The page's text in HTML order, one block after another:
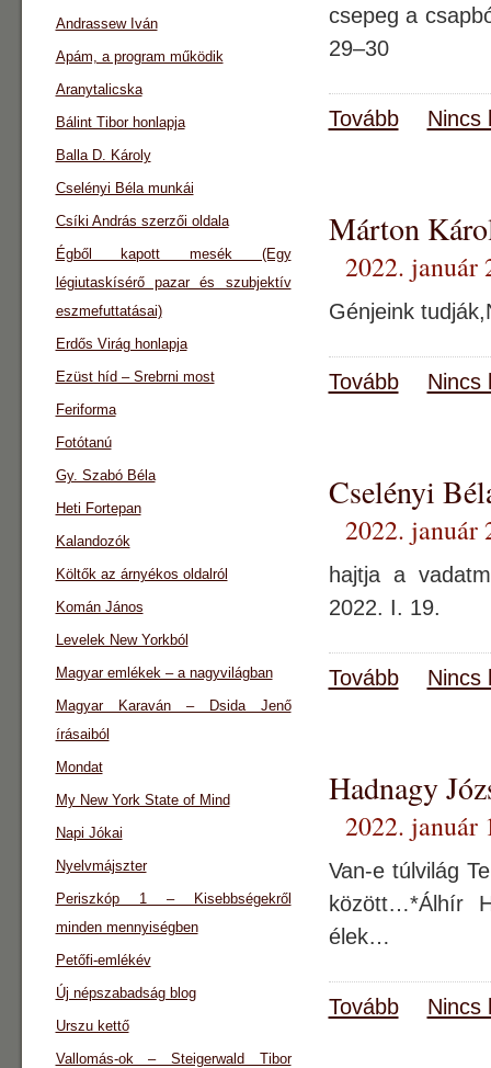
csepeg a
29–30
Tovább Nincs
Márton
2022. január
Génjeink
Tovább Nincs
Cselényi
2022. január
hajtja a
2022. I. 19.
Tovább Nincs
Hadnagy
2022. január
Van-e túlvilág
között…*Álhír
élek…
Tovább Nincs
Andrassew Iván
Apám, a program működik
Aranytalicska
Bálint Tibor honlapja
Balla D. Károly
Cselényi Béla munkái
Csíki András szerzői oldala
Égből kapott mesék (Egy
légiutaskísérő pazar és szubjektív
eszmefuttatásai)
Erdős Virág honlapja
Ezüst híd – Srebrni most
Feriforma
Fotótanú
Gy. Szabó Béla
Heti Fortepan
Kalandozók
Költők az árnyékos oldalról
Komán János
Levelek New Yorkból
Magyar emlékek – a nagyvilágban
Magyar Karaván – Dsida Jenő
írásaiból
Mondat
My New York State of Mind
Napi Jókai
Nyelvmájszter
Periszkóp 1 – Kisebbségekről
minden mennyiségben
Petőfi-emlékév
Új népszabadság blog
Urszu kettő
Vallomás-ok – Steigerwald Tibor